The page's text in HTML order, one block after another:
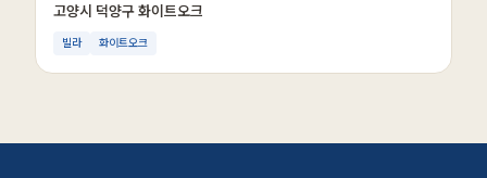
고양시 덕양구 화이트오크
빌라 화이트오크